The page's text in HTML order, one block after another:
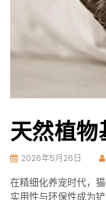
天然植
2026年5月26日
在精细化养宠时代，
实用性与环保性成为